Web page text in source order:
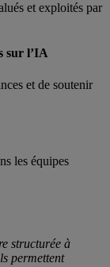
et exploités par
sur l’IA
et de soutenir
les équipes
structurée à
permettent